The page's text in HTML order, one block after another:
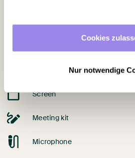
außerhalb unserer Webseite. Du
später noch – festlegen, welche
Cookies
Nur notwendige
Blackout curtain
Screen
Meeting kit
Microphone